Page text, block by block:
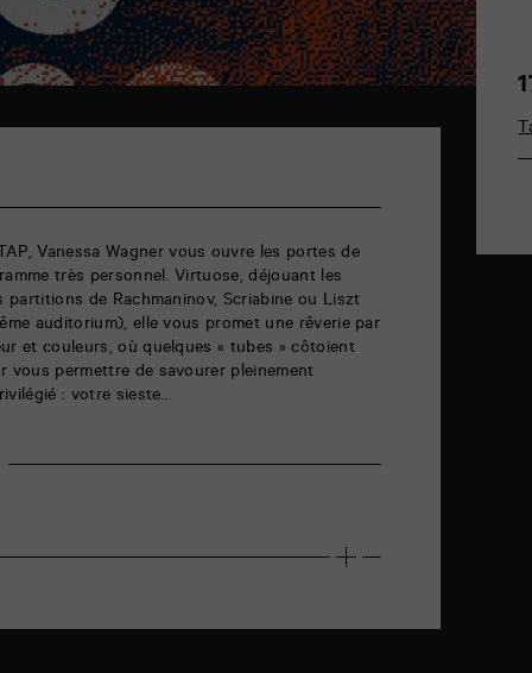
Vanessa Wagner vous ouvre les portes de
très personnel. Virtuose, déjouant les
partitions de Rachmaninov, Scriabine ou Liszt
auditorium), elle vous promet une rêverie par
et couleurs, où quelques « tubes » côtoient
permettre de savourer pleinement
: votre sieste…